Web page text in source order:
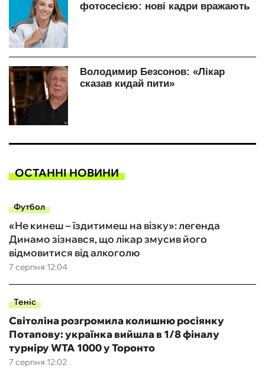
ОСТАННІ НОВИНИ
Футбол
7 серпня 12:04
«Не кинеш – їздитимеш на візку»: легенда
Динамо зізнався, що лікар змусив його
відмовитися від алкоголю
Теніс
7 серпня 12:02
Світоліна розгромила колишню росіянку
Потапову: українка вийшла в 1/8 фіналу
турніру WTA 1000 у Торонто